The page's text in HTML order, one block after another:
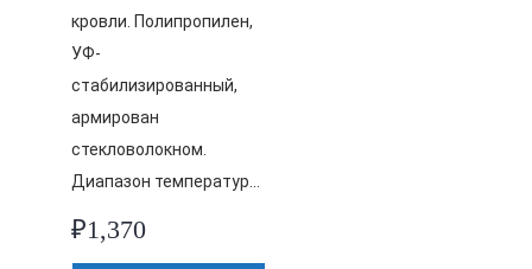
кровли. Полипропилен,
УФ-
стабилизированный,
армирован
стекловолокном.
Диапазон температур…
₽1,370